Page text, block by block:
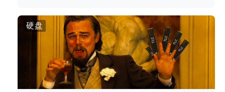
硬盘